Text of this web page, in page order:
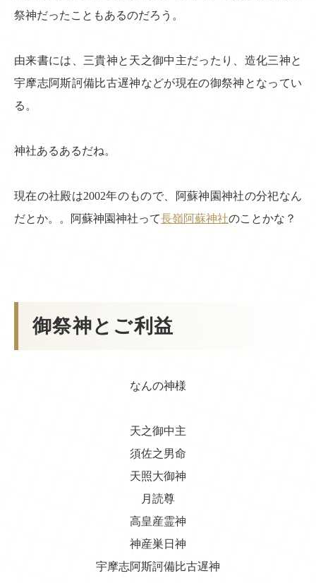
祭神だったこともあるのだろう。
由来書には、三貴神と天之御中主だったり、造化三神と
宇摩志阿斯訶備比古遅神などが現在の御祭神となってい
る。
神社あるあるだね。
現在の社殿は2002年のもので、阿蘇神園神社の分祀なん
だとか。。阿蘇神園神社って長嶺阿蘇神社のことかな？
御祭神とご利益
なんの神様
天之御中主
須佐之男命
天照大御神
月読尊
高皇産霊神
神産巣日神
宇摩志阿斯訶備比古遅神